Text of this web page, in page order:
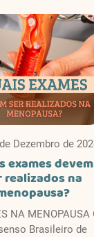
Dezembro de
exames devem
realizados na
NA MENOPAUSA
Brasileiro de